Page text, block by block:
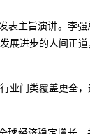
表主旨演讲。李强
展进步的人间正道
业门类覆盖更全